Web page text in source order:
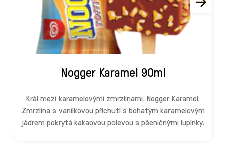
Nogger Karamel 90ml
Král mezi karamelovými zmrzlinami, Nogger Karamel.
Zmrzlina s vanilkovou příchutí s bohatým karamelovým
jádrem pokrytá kakaovou polevou s pšeničnými lupínky.